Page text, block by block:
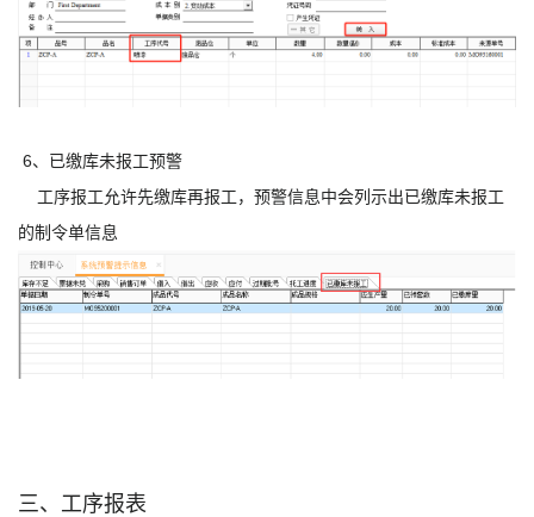
6、已缴库未报工预警
工序报工允许先缴库再报工，预警信息中会列示出已缴库未报工
的制令单信息
三、工序报表